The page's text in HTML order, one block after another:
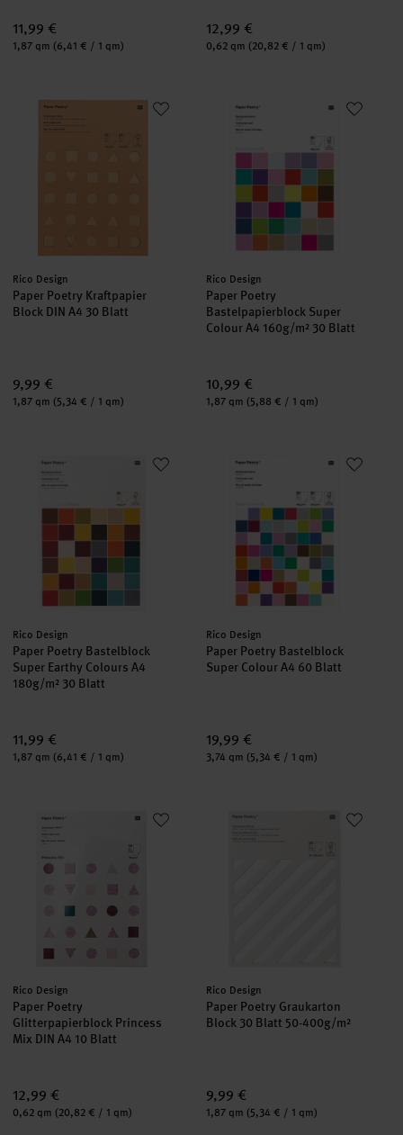
11,99 €
Inhalt:
1,87 qm (6,41 € / 1 qm)
12,99 €
Inhalt:
0,62 qm (20,82 € / 1 qm)
Paper Poetry Kraftpapier Block DIN A4 30 Blatt
Hersteller:
Rico Design
Paper Poetry Kraftpapier
Block DIN A4 30 Blatt
9,99 €
Inhalt:
1,87 qm (5,34 € / 1 qm)
Paper Poetry
Hersteller:
Rico Design
Paper Poetry
Bastelpapierblock Super
Colour A4 160g/m² 30 Blatt
10,99 €
Inhalt:
1,87 qm (5,88 € / 1 qm)
Paper Poetry Bastelblock Super Earthy Colours A4 180g/m²
Hersteller:
Rico Design
Paper Poetry Bastelblock
Super Earthy Colours A4
180g/m² 30 Blatt
11,99 €
Inhalt:
1,87 qm (6,41 € / 1 qm)
Paper Poetry Bastelblock
Hersteller:
Rico Design
Paper Poetry Bastelblock
Super Colour A4 60 Blatt
19,99 €
Inhalt:
3,74 qm (5,34 € / 1 qm)
Paper Poetry Glitterpapierblock Princess Mix DIN A4 10 Blatt
Hersteller:
Rico Design
Paper Poetry
Glitterpapierblock Princess
Mix DIN A4 10 Blatt
12,99 €
Inhalt:
0,62 qm (20,82 € / 1 qm)
Paper Poetry Graukarton
Hersteller:
Rico Design
Paper Poetry Graukarton
Block 30 Blatt 50-400g/m²
9,99 €
Inhalt:
1,87 qm (5,34 € / 1 qm)